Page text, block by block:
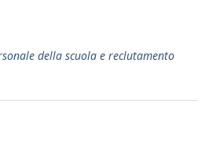
della scuola e reclutamento